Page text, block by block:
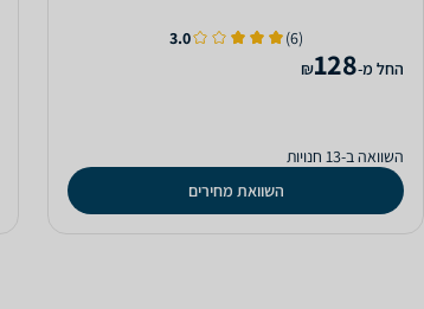
(6)
3.0
‫החל מ-128
₪
השוואה ב-13 חנויות
השוואת מחירים